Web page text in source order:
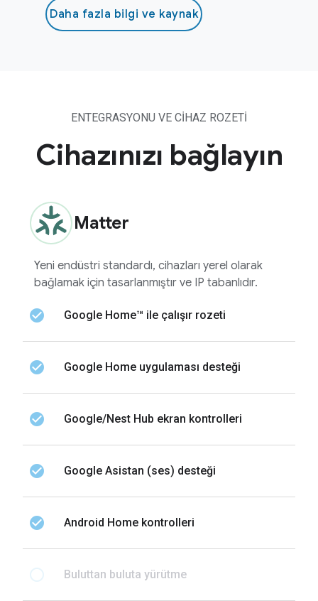
Daha fazla bilgi ve kaynak
ENTEGRASYONU VE CIHAZ ROZETI
Cihazınızı bağlayın
Matter
Yeni endüstri standardı, cihazları yerel olarak
bağlamak için tasarlanmıştır ve IP tabanlıdır.
check_circle Google Home™ ile çalışır rozeti
check_circle Google Home uygulaması desteği
check_circle Google/Nest Hub ekran kontrolleri
check_circle Google Asistan (ses) desteği
check_circle Android Home kontrolleri
Buluttan buluta yürütme